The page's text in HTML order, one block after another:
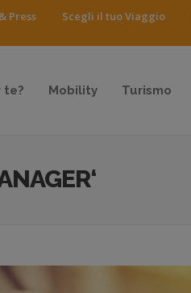
Press Scegli il tuo Viaggio
te? Mobility Turismo